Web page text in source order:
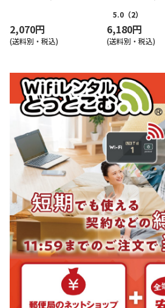
2,070円
(送料別・税込)
5.0 （2）
6,180円
(送料別・税込)